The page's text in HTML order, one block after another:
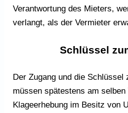
Verantwortung des Mieters,
verlangt, als der Vermieter
Schlüssel
Der Zugang und die Schlüssel
müssen spätestens am
Klageerhebung im Besitz von